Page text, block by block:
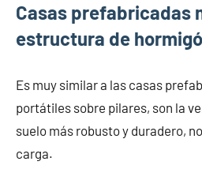
Casas prefabricadas
estructura de
Es muy similar a las casas
portátiles sobre pilares, son la
suelo más robusto y duradero,
carga.